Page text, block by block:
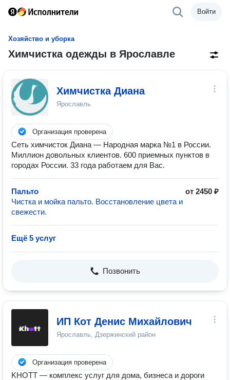
Войти
Хозяйство и уборка
Химчистка одежды в Ярославле
Химчистка Диана
Ярославль
Организация проверена
Сеть химчисток Диана — Народная марка №1 в России.
Миллион довольных клиентов. 600 приемных пунктов в
городах России. 33 года работаем для Вас.
Пальто
от 2450 ₽
Чистка и мойка пальто. Восстановление цвета и
свежести.
Ещё 5 услуг
Позвонить
ИП Кот Денис Михайлович
Ярославль, Дзержинский район
Организация проверена
KHOTT — комплекс услуг для дома, бизнеса и дороги